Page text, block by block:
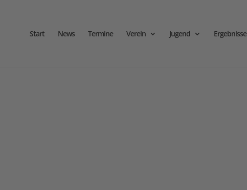
Start News Termine Verein Jugend Ergebnisse